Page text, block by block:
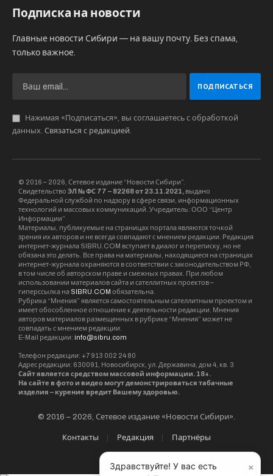
Подписка на новости
Главные новости Сибири — на вашу почту. Без спама,
только важное.
Нажимая «Подписаться», вы соглашаетесь с обработкой
данных. Связаться с редакцией.
© 2016 – 2026, Сетевое издание “Новости Сибири”.
Свидетельство ЭЛ № ФС 77 – 82268 от 23.11.2021, выдано
Федеральной службой по надзору в сфере связи, информационных
технологий и массовых коммуникаций. Учредитель: ООО “Центр
Информации”
Материалы, публикуемые на страницах портала являются точкой
зрения их авторов и не всегда совпадают с мнением редакции. Редакция
интернет-журнала SIBRU.COM вступает в диалог и переписку, но не
обязана это делать. Все права на материалы, находящиеся на страницах
интернет-журнала охраняются в соответствии с законодательством РФ,
в том числе об авторском праве и смежных правах. При любом
использовании материалов сайта и сателлитных проектов –
гиперссылка на SIBRU.COM обязательна.
Рубрика “Мнения” является самостоятельным сателлитным проектом и
имеет обособленное отношение к деятельности редакции. Мнения
авторов материалов размещенных в рубрике “Мнения” может не
совпадать с мнением редакции.
E-Mail редакции: info@sibru.com
Телефон редакции: +7 913 002 24 80
Адрес редакции: 630091, Новосибирск, ул. Державина, дом 4, кв. 3
Сайт является средством массовой информации. 18+.
На сайте в фото и видео могут демонстрироваться табачные
изделия – курение вредит Вашему здоровью.
© 2016 – 2026, Сетевое издание «Новости Сибири».
Контакты Редакция Партнёры
×
Здравствуйте! У вас есть